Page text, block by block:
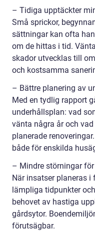
– Tidiga upptäckter
Små sprickor,
sättningar kan ofta
om de hittas i tid.
skador utvecklas till
och kostsamma
– Bättre planering av
Med en tydlig rapport
underhållsplan: vad
vänta några år och
planerade
både för enskilda
– Mindre störningar
När insatser planeras i
lämpliga tidpunkter
behovet av hastiga
gårdsytor.
förutsägbar.